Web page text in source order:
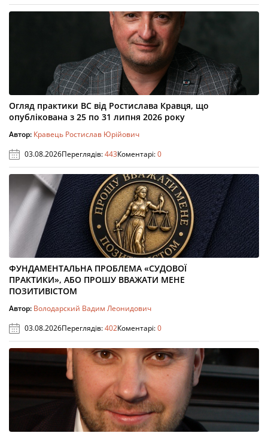
Огляд практики ВС від Ростислава Кравця, що
опублікована з 25 по 31 липня 2026 року
Автор: Кравець Ростислав Юрійович
03.08.2026Переглядів:443Коментарі:0
ФУНДАМЕНТАЛЬНА ПРОБЛЕМА «СУДОВОЇ
ПРАКТИКИ», АБО ПРОШУ ВВАЖАТИ МЕНЕ
ПОЗИТИВІСТОМ
Автор: Володарский Вадим Леонидович
03.08.2026Переглядів:402Коментарі:0